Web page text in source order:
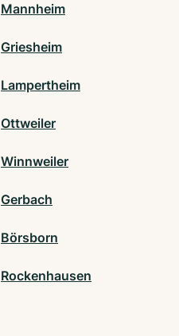
Mannheim
Griesheim
Lampertheim
Ottweiler
Winnweiler
Gerbach
Börsborn
Rockenhausen